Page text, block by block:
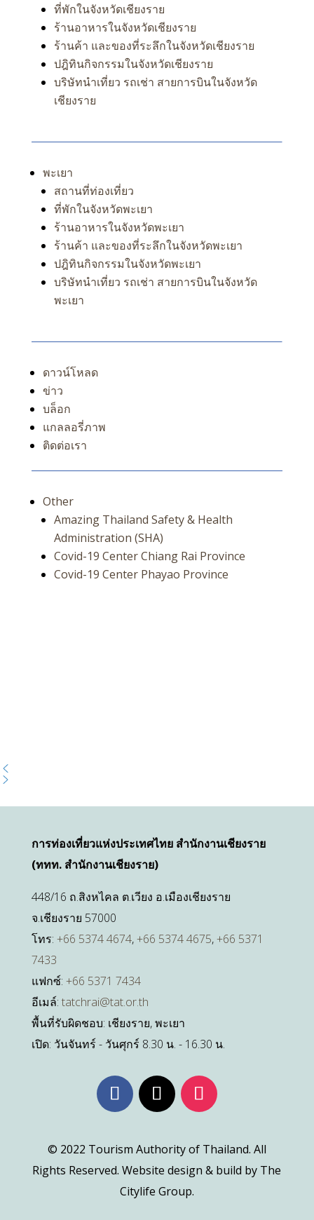
ที่พักในจังหวัดเชียงราย
ร้านอาหารในจังหวัดเชียงราย
ร้านค้า และของที่ระลึกในจังหวัดเชียงราย
ปฎิทินกิจกรรมในจังหวัดเชียงราย
บริษัทนำเที่ยว รถเช่า สายการบินในจังหวัด
เชียงราย
พะเยา
สถานที่ท่องเที่ยว
ที่พักในจังหวัดพะเยา
ร้านอาหารในจังหวัดพะเยา
ร้านค้า และของที่ระลึกในจังหวัดพะเยา
ปฎิทินกิจกรรมในจังหวัดพะเยา
บริษัทนำเที่ยว รถเช่า สายการบินในจังหวัด
พะเยา
ดาวน์โหลด
ข่าว
บล็อก
แกลลอรี่ภาพ
ติดต่อเรา
Other
Amazing Thailand Safety & Health
Administration (SHA)
Covid-19 Center Chiang Rai Province
Covid-19 Center Phayao Province
การท่องเที่ยวแห่งประเทศไทย สำนักงานเชียงราย
(ททท. สำนักงานเชียงราย)
448/16 ถ.สิงหไคล ต.เวียง อ.เมืองเชียงราย
จ.เชียงราย 57000
โทร: +66 5374 4674,+66 5374 4675,+66 5371
7433
แฟกซ์: +66 5371 7434
อีเมล์: tatchrai@tat.or.th
พื้นที่รับผิดชอบ: เชียงราย, พะเยา
เปิด: วันจันทร์ - วันศุกร์ 8.30 น. - 16.30 น.
© 2022 Tourism Authority of Thailand. All
Rights Reserved. Website design & build by The
Citylife Group.